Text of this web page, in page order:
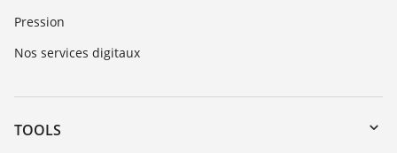
Pression
Nos services digitaux
TOOLS